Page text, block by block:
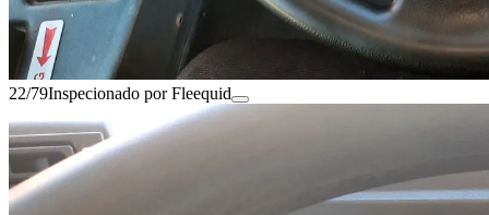
22/79Inspecionado por Fleequid